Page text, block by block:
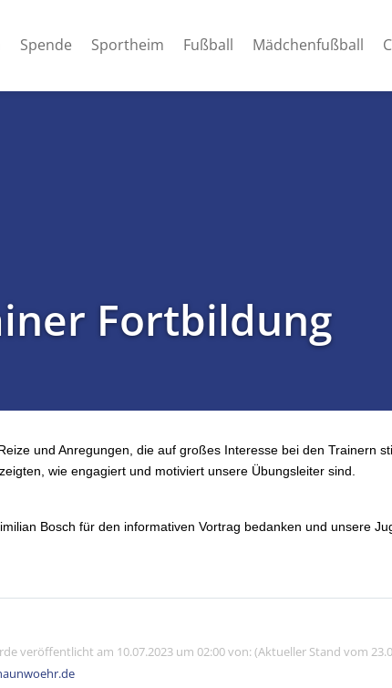
Spende Sportheim Fußball Mädchenfußball
Fortbildung
und Anregungen, die auf großes Interesse bei den Trainern
wie engagiert und motiviert unsere Übungsleiter sind.
Bosch für den informativen Vortrag bedanken und unsere
veröffentlicht am 10.07.2023 um 02:00 von: (Aktueller Stand vom